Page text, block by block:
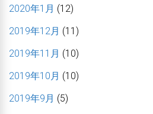
2020年1月 (12)
2019年12月 (11)
2019年11月 (10)
2019年10月 (10)
2019年9月 (5)